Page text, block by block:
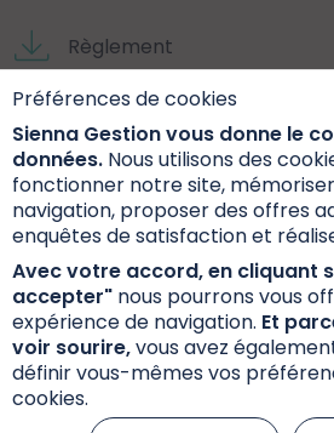
Préférences de cookies
Sienna Gestion vous donne le
données. Nous utilisons des
fonctionner notre site,
navigation, proposer des offres
enquêtes de satisfaction et
Avec votre accord, en cliquant
accepter" nous pourrons vous
expérience de navigation. Et
voir sourire,vous avez
définir vous-mêmes vos
cookies.
Règlement
Rapport annuel
Documents extra-
Fiche Internet SFDR
Annexe Précontractuelle